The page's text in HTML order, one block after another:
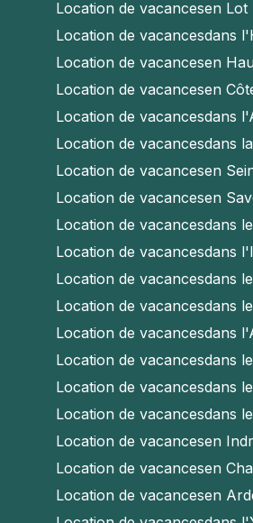
Location de vacancesen Lot
Location de vacancesdans
Location de vacancesen
Location de vacancesen
Location de vacancesdans
Location de vacancesdans
Location de vacancesen
Location de vacancesen
Location de vacancesdans
Location de vacancesdans
Location de vacancesdans
Location de vacancesdans
Location de vacancesdans
Location de vacancesdans
Location de vacancesdans
Location de vacancesdans
Location de vacancesen
Location de vacancesen
Location de vacancesen